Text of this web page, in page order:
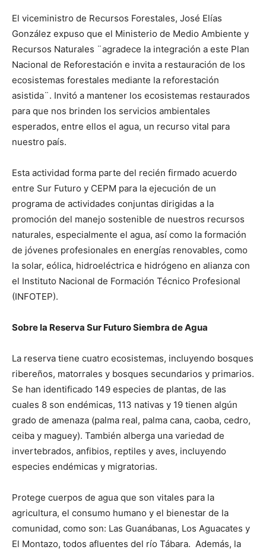
El viceministro de Recursos Forestales, José Elías
González expuso que el Ministerio de Medio Ambiente y
Recursos Naturales ¨agradece la integración a este Plan
Nacional de Reforestación e invita a restauración de los
ecosistemas forestales mediante la reforestación
asistida¨. Invitó a mantener los ecosistemas restaurados
para que nos brinden los servicios ambientales
esperados, entre ellos el agua, un recurso vital para
nuestro país.
Esta actividad forma parte del recién firmado acuerdo
entre Sur Futuro y CEPM para la ejecución de un
programa de actividades conjuntas dirigidas a la
promoción del manejo sostenible de nuestros recursos
naturales, especialmente el agua, así como la formación
de jóvenes profesionales en energías renovables, como
la solar, eólica, hidroeléctrica e hidrógeno en alianza con
el Instituto Nacional de Formación Técnico Profesional
(INFOTEP).
Sobre la Reserva Sur Futuro Siembra de Agua
La reserva tiene cuatro ecosistemas, incluyendo bosques
ribereños, matorrales y bosques secundarios y primarios.
Se han identificado 149 especies de plantas, de las
cuales 8 son endémicas, 113 nativas y 19 tienen algún
grado de amenaza (palma real, palma cana, caoba, cedro,
ceiba y maguey). También alberga una variedad de
invertebrados, anfibios, reptiles y aves, incluyendo
especies endémicas y migratorias.
Protege cuerpos de agua que son vitales para la
agricultura, el consumo humano y el bienestar de la
comunidad, como son: Las Guanábanas, Los Aguacates y
El Montazo, todos afluentes del río Tábara. Además, la